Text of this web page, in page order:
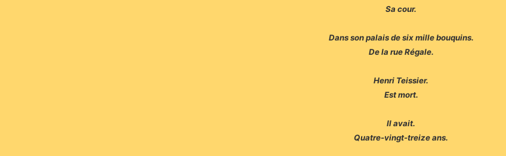
Sa cour.
Dans son palais de six mille bouquins.
De la rue Régale.
Henri Teissier.
Est mort.
Il avait.
Quatre-vingt-treize ans.